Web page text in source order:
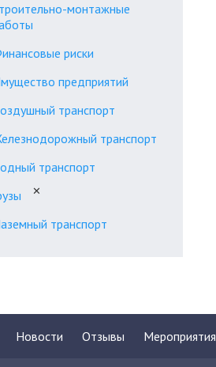
монтажные
риски
предприятий
транспорт
транспорт
транспорт
✕
транспорт
Новости Отзывы Мероприятия